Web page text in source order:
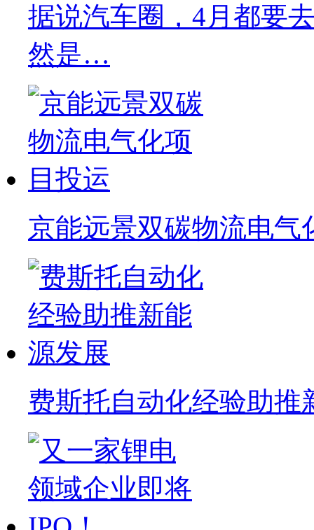
据说汽车圈，4月都要
然是…
京能远景双碳物流电气
费斯托自动化经验助推